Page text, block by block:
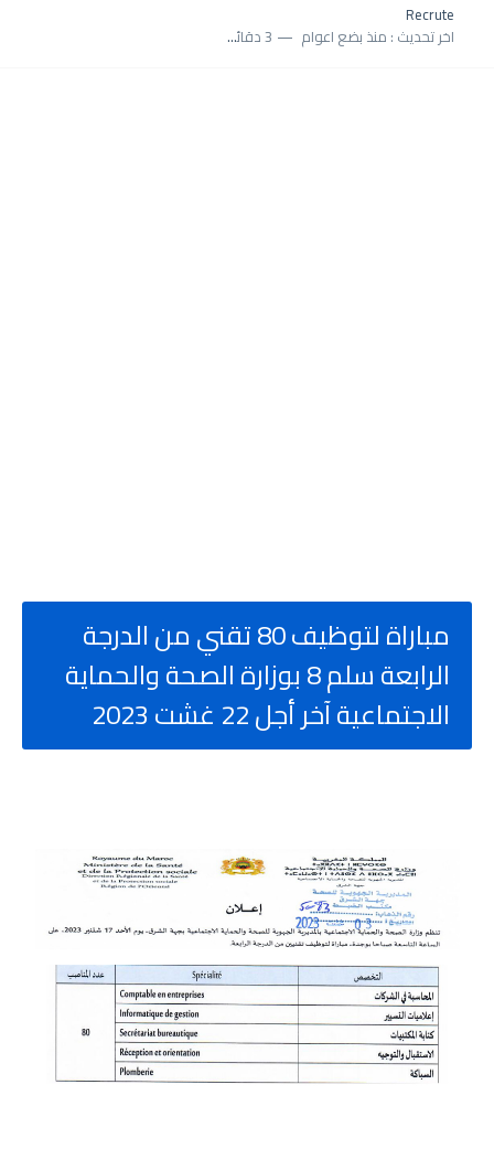
Recrute
اخر تحديث : منذ بضع اعوام 3 دقائق للقراءة
مباراة لتوظيف 80 تقني من الدرجة
الرابعة سلم 8 بوزارة الصحة والحماية
الاجتماعية آخر أجل 22 غشت 2023